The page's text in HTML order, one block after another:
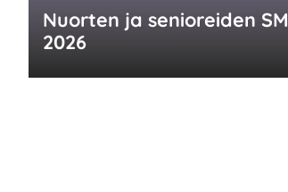
Nuorten ja senioreiden SM
2026